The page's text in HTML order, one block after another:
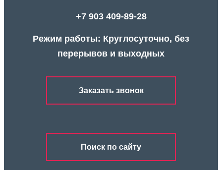
+7 903 409-89-28
Режим работы: Круглосуточно, без
перерывов и выходных
Заказать звонок
Поиск по сайту